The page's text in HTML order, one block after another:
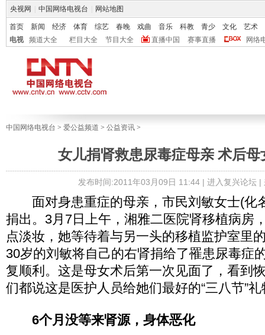
央视网 中国网络电视台 网站地图
首页 新闻 经济 体育 综艺 春晚 戏曲 音乐 科教 青少 文化
艺术
电视
频道大全 栏目大全 节目大全 直播中国 赛事直播 网络
中国网络电视台 > 爱公益频道 > 公益资讯 >
女儿捐肾救患尿毒症母亲 术后母
发布时间:2011年03月09日 11:44 | 进入复兴论坛|
面对身患重症的母亲，市民刘敏女士(化
捐出。3月7日上午，湘雅二医院肾移植病房
点淡妆，她等待着与另一头的移植监护室里
30岁的刘敏将自己的右肾捐给了罹患尿毒症
复顺利。这是母女术后第一次见面了，看到
们都说这是医护人员给她们最好的“三八节”
6个月没等来肾源，身体恶化